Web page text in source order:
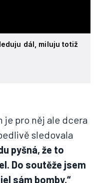
dál, miluju totiž
pro něj ale dcera
sledovala
pyšná, že to
Do soutěže jsem
sám bomby,“